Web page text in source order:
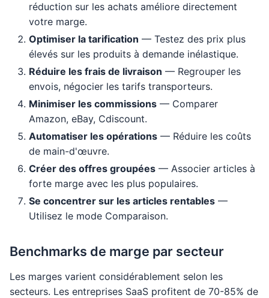
réduction sur les achats améliore directement
votre marge.
Optimiser la tarification — Testez des prix plus
élevés sur les produits à demande inélastique.
Réduire les frais de livraison — Regrouper les
envois, négocier les tarifs transporteurs.
Minimiser les commissions — Comparer
Amazon, eBay, Cdiscount.
Automatiser les opérations — Réduire les coûts
de main-d'œuvre.
Créer des offres groupées — Associer articles à
forte marge avec les plus populaires.
Se concentrer sur les articles rentables —
Utilisez le mode Comparaison.
Benchmarks de marge par secteur
Les marges varient considérablement selon les
secteurs. Les entreprises SaaS profitent de 70-85% de